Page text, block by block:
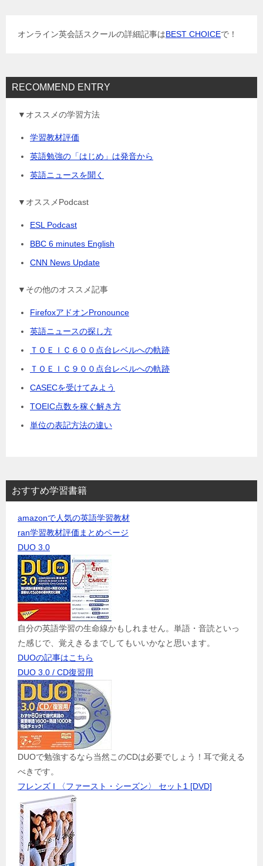
オンライン英会話スクールの詳細記事はBEST CHOICEで！
RECOMMEND ENTRY
▼オススメの学習方法
学習教材評価
英語勉強の「はじめ」は発音から
英語ニュースを聞く
▼オススメPodcast
ESL Podcast
BBC 6 minutes English
CNN News Update
▼その他のオススメ記事
FirefoxアドオンPronounce
英語ニュースの探し方
ＴＯＥＩＣ６００点台レベルへの軌跡
ＴＯＥＩＣ９００点台レベルへの軌跡
CASECを受けてみよう
TOEIC点数を稼ぐ解き方
単位の表記方法の違い
おすすめ学習書籍
amazonで人気の英語学習教材
ran学習教材評価まとめページ
DUO 3.0
自分の英語学習の生命線かもしれません。単語・音読といっ
た感じで、覚えきるまでしてもいいかなと思います。
DUOの記事はこちら
DUO 3.0 / CD復習用
DUOで勉強するなら当然このCDは必要でしょう！耳で覚える
べきです。
フレンズ I 〈ファースト・シーズン〉 セット1 [DVD]